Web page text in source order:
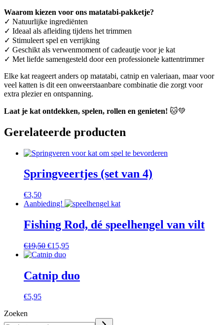
Waarom kiezen voor ons matatabi-pakketje?
✓ Natuurlijke ingrediënten
✓ Ideaal als afleiding tijdens het trimmen
✓ Stimuleert spel en verrijking
✓ Geschikt als verwenmoment of cadeautje voor je kat
✓ Met liefde samengesteld door een professionele kattentrimmer
Elke kat reageert anders op matatabi, catnip en valeriaan, maar voor
veel katten is dit een onweerstaanbare combinatie die zorgt voor
extra plezier en ontspanning.
Laat je kat ontdekken, spelen, rollen en genieten! 🐱💚
Gerelateerde producten
Springveertjes (set van 4)
€3,50
Aanbieding!
Fishing Rod, dé speelhengel van vilt
€19,50 Oorspronkelijke
prijs
€19,50.
€15,95Huidige
Catnip duo
€5,95
Zoeken